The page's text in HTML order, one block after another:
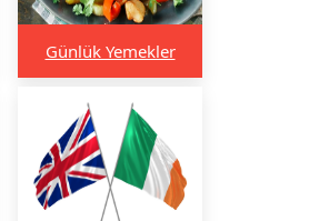
Günlük Yemekler